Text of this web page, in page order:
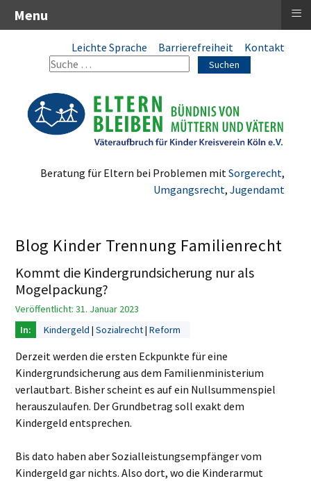
Leichte Sprache Barrierefreiheit Kontakt
Suchen
Beratung für Eltern bei Problemen mit Sorgerecht,
Umgangsrecht, Jugendamt
Blog Kinder Trennung Familienrecht
Kommt die Kindergrundsicherung nur als
Mogelpackung?
Veröffentlicht: 31. Januar 2023
Kindergeld Sozialrecht Reform
Derzeit werden die ersten Eckpunkte für eine
Kindergrundsicherung aus dem Familienministerium
verlautbart. Bisher scheint es auf ein Nullsummenspiel
herauszulaufen. Der Grundbetrag soll exakt dem
Kindergeld entsprechen.
Bis dato haben aber Sozialleistungsempfänger vom
Kindergeld gar nichts. Also dort, wo die Kinderarmut
Menu ≡